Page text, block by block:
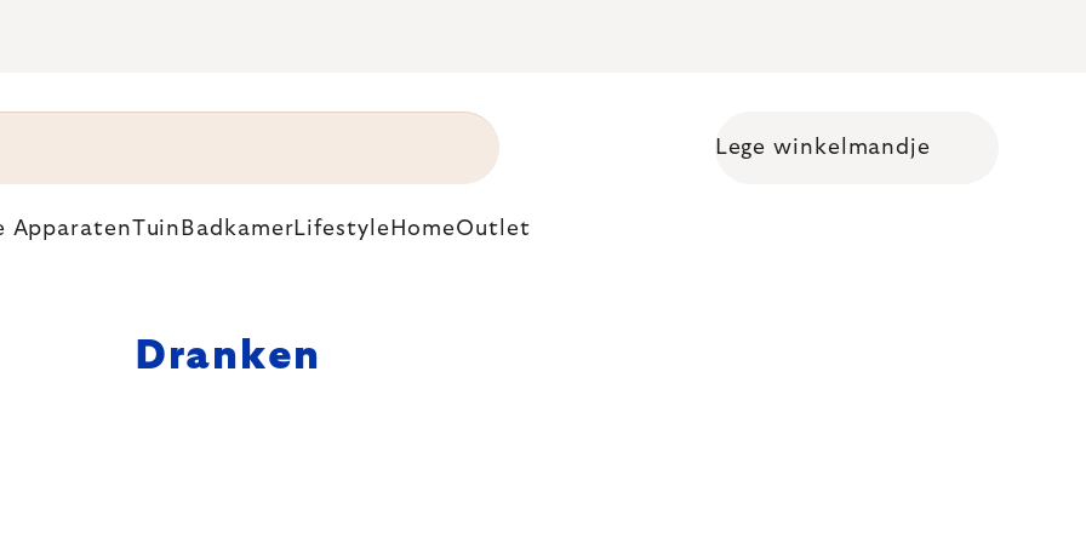
Shopping cart
Lege winkelmandje
ApparatenTuin BadkamerLifestyle HomeOutlet
Dranken